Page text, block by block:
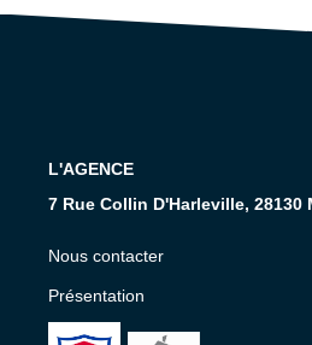
Nos
L'AGENCE
7 Rue Collin D'Harleville, 28130
Nous contacter
Présentation